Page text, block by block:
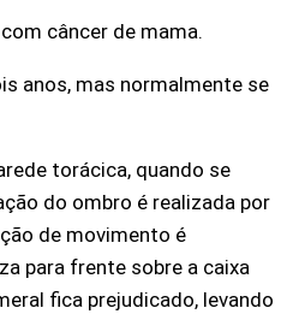
câncer de mama.
anos, mas normalmente se
torácica, quando se
do ombro é realizada por
de movimento é
para frente sobre a caixa
fica prejudicado, levando